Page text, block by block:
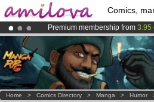
Comics,
Premium membership from 3.95
AmilovaKickstarter is now LIVE!.
Already 100000membersand
Home > Comics Directory > Manga > Humor